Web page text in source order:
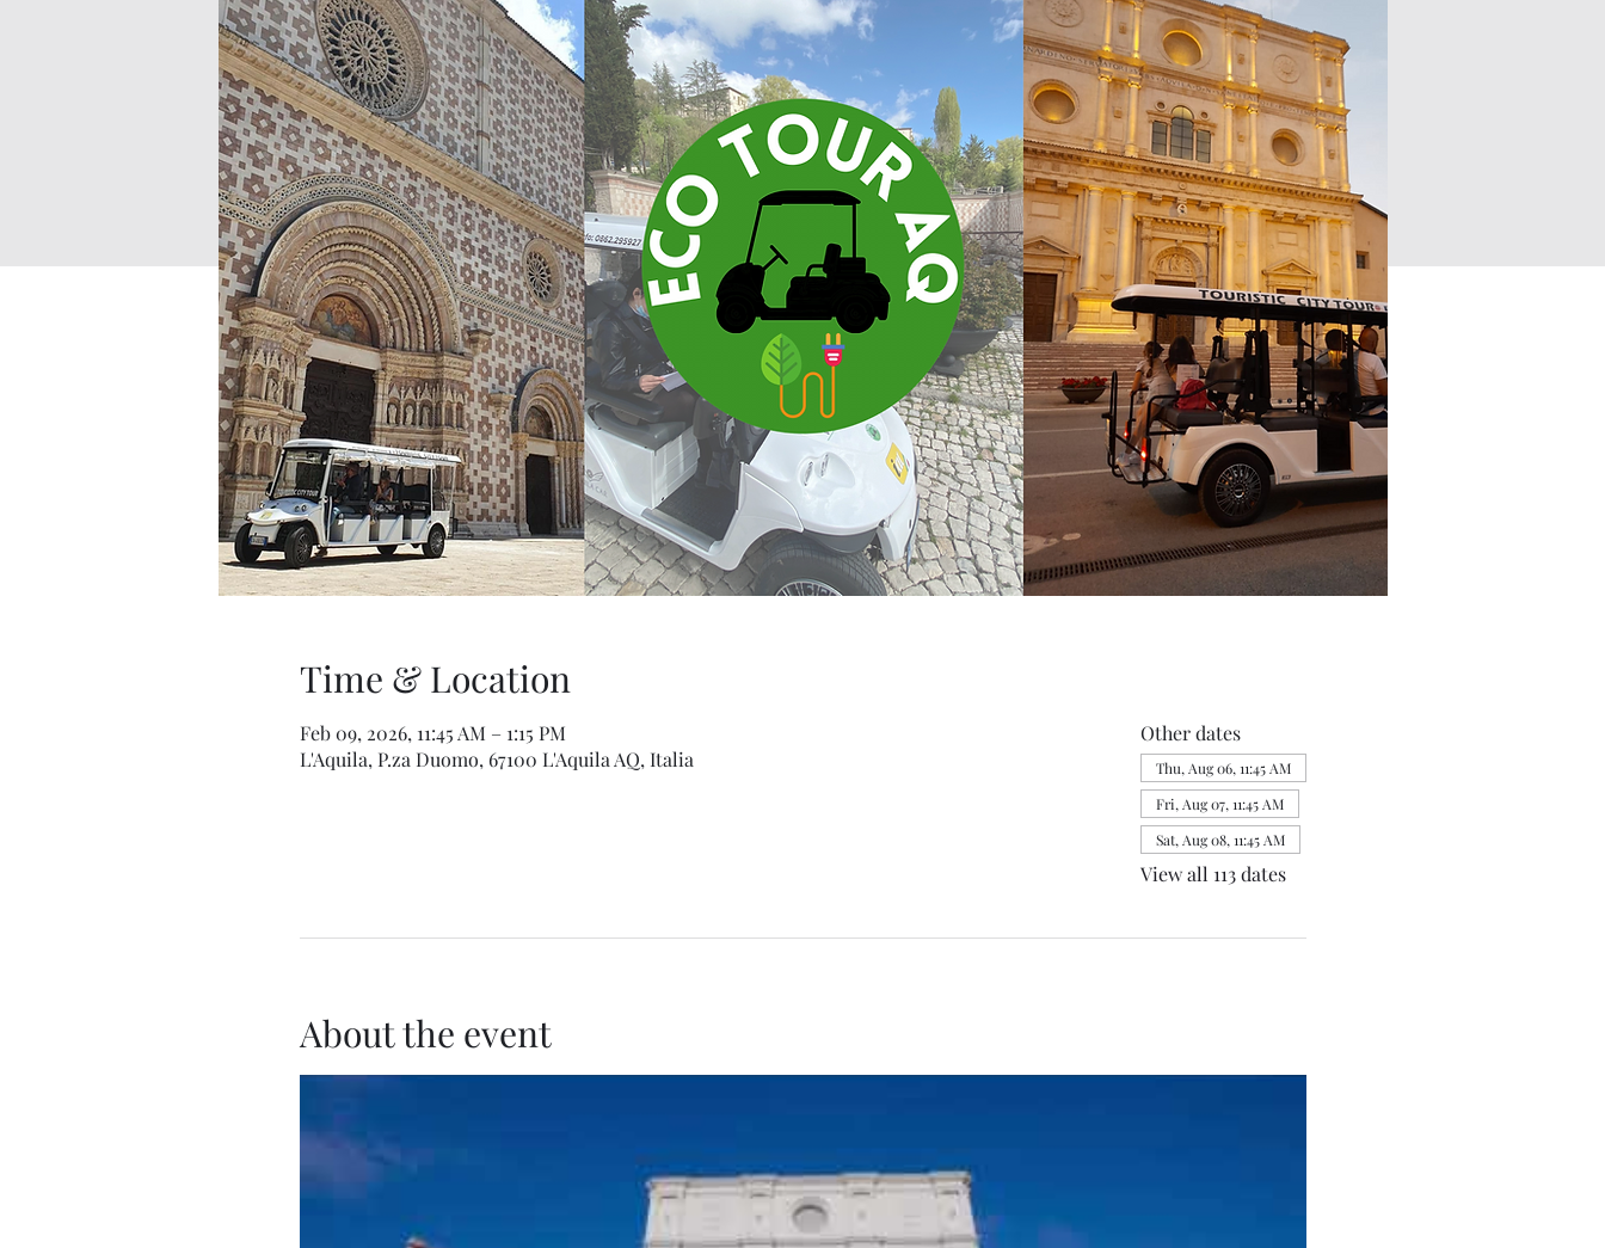
Time & Location
Feb 09, 2026, 11:45 AM – 1:15 PM
L'Aquila, P.za Duomo, 67100 L'Aquila AQ, Italia
Other dates
Thu, Aug 06, 11:45 AM
Fri, Aug 07, 11:45 AM
Sat, Aug 08, 11:45 AM
View all 113 dates
About the event